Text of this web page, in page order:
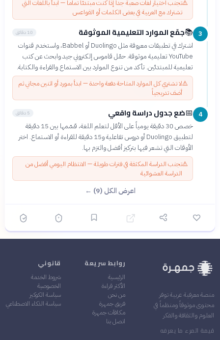
⚠️تجنب اختيار لغات صعبة جداً إذا كنت مبتدئاً تماماً — ابدأ باللغات التي
تشترك مع العربية في بعض الكلمات أو القواعس
3
📚جمّع الموارد التعليمية الموثوقة 10 دقائق
اشترك في تطبيقات معروفة مثل Duolingo أو Babbel، واستخدم قنوات
YouTube تعليمية موثوقة. حمّل قاموس إلكتروني جيد وابحث عن كتب
تعليمية للمبتدئين. تأكد من تنوع الموارد بين الاستماع والقراءة والكتابة.
⚠️لا تشتري كل الموارد المتاحة دفعة واحدة — ابدأ بمورد أو اثنين مجاني ثم
أضف تدريجياً
4
📅ضع جدول دراسة واقعي 5 دقائق
خصص 30 دقيقة يومياً على الأقل لتعلم اللغة، قسّمها بين 15 دقيقة
لتطبيق Duolingo أو دروس تفاعلية و15 دقيقة للقراءة أو الاستماع. اختر
الأوقات التي تشعر فيها بتركيز أفضل والتزم بها.
⚠️تجنب الدراسة المكثفة في فترات طويلة — الانتظام اليومي أفضل من
الدراسة العشوائية
اعرض الكل (9) ←
منصة معرفية عربية توفر
محتوى موثوقاً ومنظماً في
العلوم والثقافة والفكر
قيمة المرء ما يعرفه
روابط سريعة
الرئيسية
الأكثر قراءة
من نحن
فريق جمهرة
مكافآت جمهرة
اتصل بنا
قانوني
شروط الخدمة
الخصوصية
سياسة الكوكيز
سياسة الذكاء الاصطناعي